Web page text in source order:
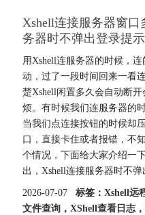
Xshell连接服务器窗口
务器时不弹出登录提示
用Xshell连服务器的时候，
动，过了一段时间回来一看
楚Xshell闲置多久会自动断
烦。有时候我们连服务器的
当我们点连接按钮的时候却
口，直接卡住或者报错，不
个情况，下面给大家介绍一
出，Xshell连接服务器时不弹
2026-07-07 标签： Xshell远
文件查询 ， XShell查看日志，